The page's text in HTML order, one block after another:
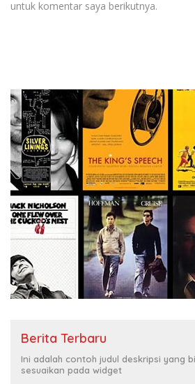
untuk komentar saya berikutnya.
Berita Terbaru
Ini adalah contoh judul deskripsi yang
sesuaikan pada widget